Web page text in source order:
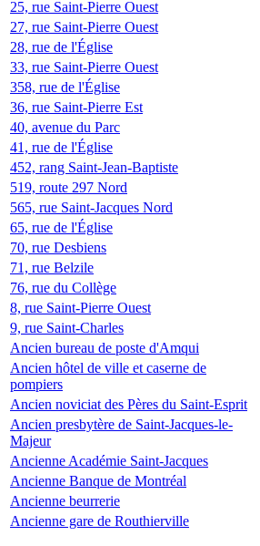
25, rue Saint-Pierre Ouest
27, rue Saint-Pierre Ouest
28, rue de l'Église
33, rue Saint-Pierre Ouest
358, rue de l'Église
36, rue Saint-Pierre Est
40, avenue du Parc
41, rue de l'Église
452, rang Saint-Jean-Baptiste
519, route 297 Nord
565, rue Saint-Jacques Nord
65, rue de l'Église
70, rue Desbiens
71, rue Belzile
76, rue du Collège
8, rue Saint-Pierre Ouest
9, rue Saint-Charles
Ancien bureau de poste d'Amqui
Ancien hôtel de ville et caserne de
pompiers
Ancien noviciat des Pères du Saint-Esprit
Ancien presbytère de Saint-Jacques-le-
Majeur
Ancienne Académie Saint-Jacques
Ancienne Banque de Montréal
Ancienne beurrerie
Ancienne gare de Routhierville